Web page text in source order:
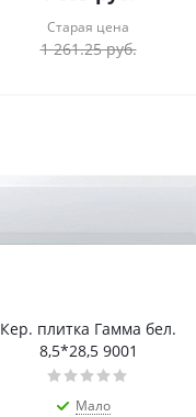
Старая цена
1 261.25руб.
Кер. плитка Гамма бел.
8,5*28,5 9001
Мало